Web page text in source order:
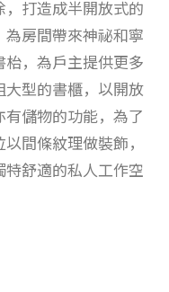
打造成半開放式的
房間帶來神祕和寧
，為戶主提供更多
型的書櫃，以開放
儲物的功能，為了
間條紋理做裝飾，
舒適的私人工作空